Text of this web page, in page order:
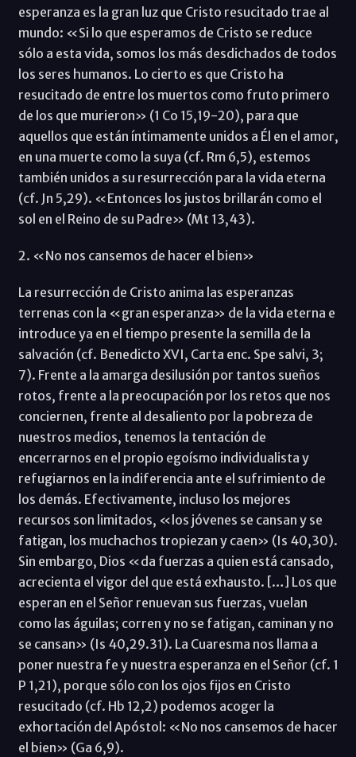
esperanza es la gran luz que Cristo resucitado trae al
mundo: «Si lo que esperamos de Cristo se reduce
sólo a esta vida, somos los más desdichados de todos
los seres humanos. Lo cierto es que Cristo ha
resucitado de entre los muertos como fruto primero
de los que murieron» (1 Co 15,19-20), para que
aquellos que están íntimamente unidos a Él en el amor,
en una muerte como la suya (cf. Rm 6,5), estemos
también unidos a su resurrección para la vida eterna
(cf. Jn 5,29). «Entonces los justos brillarán como el
sol en el Reino de su Padre» (Mt 13,43).
2. «No nos cansemos de hacer el bien»
La resurrección de Cristo anima las esperanzas
terrenas con la «gran esperanza» de la vida eterna e
introduce ya en el tiempo presente la semilla de la
salvación (cf. Benedicto XVI, Carta enc. Spe salvi, 3;
7). Frente a la amarga desilusión por tantos sueños
rotos, frente a la preocupación por los retos que nos
conciernen, frente al desaliento por la pobreza de
nuestros medios, tenemos la tentación de
encerrarnos en el propio egoísmo individualista y
refugiarnos en la indiferencia ante el sufrimiento de
los demás. Efectivamente, incluso los mejores
recursos son limitados, «los jóvenes se cansan y se
fatigan, los muchachos tropiezan y caen» (Is 40,30).
Sin embargo, Dios «da fuerzas a quien está cansado,
acrecienta el vigor del que está exhausto. […] Los que
esperan en el Señor renuevan sus fuerzas, vuelan
como las águilas; corren y no se fatigan, caminan y no
se cansan» (Is 40,29.31). La Cuaresma nos llama a
poner nuestra fe y nuestra esperanza en el Señor (cf. 1
P 1,21), porque sólo con los ojos fijos en Cristo
resucitado (cf. Hb 12,2) podemos acoger la
exhortación del Apóstol: «No nos cansemos de hacer
el bien» (Ga 6,9).